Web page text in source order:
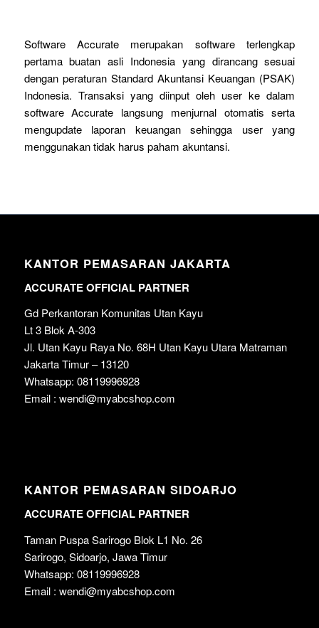
Software Accurate merupakan software terlengkap
pertama buatan asli Indonesia yang dirancang sesuai
dengan peraturan Standard Akuntansi Keuangan (PSAK)
Indonesia. Transaksi yang diinput oleh user ke dalam
software Accurate langsung menjurnal otomatis serta
mengupdate laporan keuangan sehingga user yang
menggunakan tidak harus paham akuntansi.
KANTOR PEMASARAN JAKARTA
ACCURATE OFFICIAL PARTNER
Gd Perkantoran Komunitas Utan Kayu
Lt 3 Blok A-303
Jl. Utan Kayu Raya No. 68H Utan Kayu Utara Matraman
Jakarta Timur – 13120
Whatsapp: 08119996928
Email : wendi@myabcshop.com
KANTOR PEMASARAN SIDOARJO
ACCURATE OFFICIAL PARTNER
Taman Puspa Sarirogo Blok L1 No. 26
Sarirogo, Sidoarjo, Jawa Timur
Whatsapp: 08119996928
Email : wendi@myabcshop.com